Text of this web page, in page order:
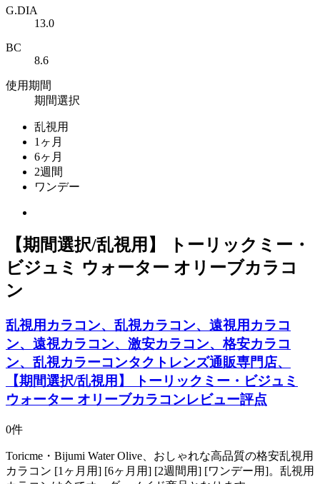
G.DIA
13.0
BC
8.6
使用期間
期間選択
乱視用
1ヶ月
6ヶ月
2週間
ワンデー
【期間選択/乱視用】 トーリックミー・
ビジュミ ウォーター オリーブカラコ
ン
乱視用カラコン、乱視カラコン、遠視用カラコ
ン、遠視カラコン、激安カラコン、格安カラコ
ン、乱視カラーコンタクトレンズ通販専門店、
【期間選択/乱視用】 トーリックミー・ビジュミ
ウォーター オリーブカラコンレビュー評点
0件
Toricme・Bijumi Water Olive、おしゃれな高品質の格安乱視用
カラコン [1ヶ月用] [6ヶ月用] [2週間用] [ワンデー用]。乱視用